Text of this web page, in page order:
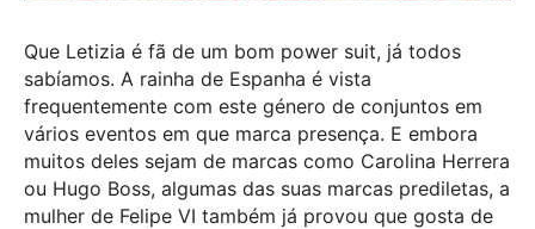
Que Letizia é fã de um bom power suit, já todos
sabíamos. A rainha de Espanha é vista
frequentemente com este género de conjuntos em
vários eventos em que marca presença. E embora
muitos deles sejam de marcas como Carolina Herrera
ou Hugo Boss, algumas das suas marcas prediletas, a
mulher de Felipe VI também já provou que gosta de